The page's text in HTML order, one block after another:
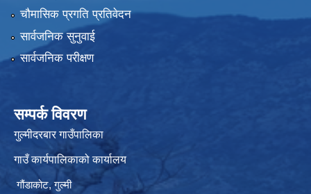
चौमासिक प्रगति प्रतिवेदन
सार्वजनिक सुनुवाई
सार्वजनिक परीक्षण
सम्पर्क विवरण
गुल्मीदरबार गाउँपालिका
गाउँ कार्यपालिकाको कार्यालय
गौंडाकोट, गुल्मी